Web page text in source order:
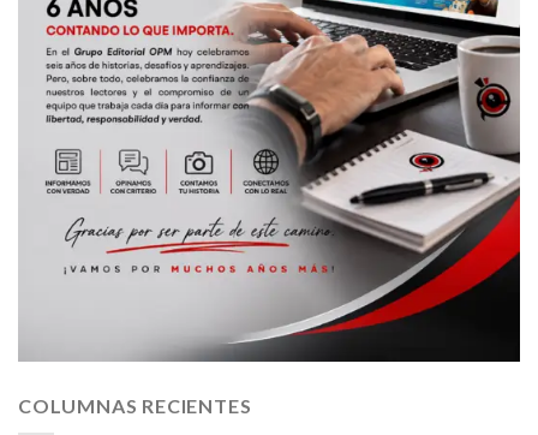
COLUMNAS RECIENTES